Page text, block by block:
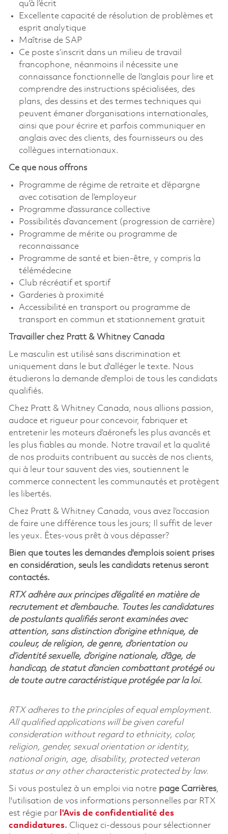
qu’à l’écrit
Excellente capacité de résolution de problèmes et
esprit analytique
Maîtrise de SAP
Ce poste s’inscrit dans un milieu de travail
francophone, néanmoins il nécessite une
connaissance fonctionnelle de l’anglais pour lire et
comprendre des instructions spécialisées, des
plans, des dessins et des termes techniques qui
peuvent émaner d’organisations internationales,
ainsi que pour écrire et parfois communiquer en
anglais avec des clients, des fournisseurs ou des
collègues internationaux.
Ce que nous offrons
Programme de régime de retraite et d’épargne
avec cotisation de l’employeur
Programme d’assurance collective
Possibilités d’avancement (progression de carrière)
Programme de mérite ou programme de
reconnaissance
Programme de santé et bien-être, y compris la
télémédecine
Club récréatif et sportif
Garderies à proximité
Accessibilité en transport ou programme de
transport en commun et stationnement gratuit
Travailler chez Pratt & Whitney Canada
Le masculin est utilisé sans discrimination et
uniquement dans le but d'alléger le texte. Nous
étudierons la demande d’emploi de tous les candidats
qualifiés.
Chez Pratt & Whitney Canada, nous allions passion,
audace et rigueur pour concevoir, fabriquer et
entretenir les moteurs d’aéronefs les plus avancés et
les plus fiables au monde. Notre travail et la qualité
de nos produits contribuent au succès de nos clients,
qui à leur tour sauvent des vies, soutiennent le
commerce connectent les communautés et protègent
les libertés.
Chez Pratt & Whitney Canada, vous avez l’occasion
de faire une différence tous les jours; Il suffit de lever
les yeux. Êtes-vous prêt à vous dépasser?
Bien que toutes les demandes d'emplois soient prises
en considération, seuls les candidats retenus seront
contactés.
RTX adhère aux principes d’égalité en matière de
recrutement et d’embauche. Toutes les candidatures
de postulants qualifiés seront examinées avec
attention, sans distinction d’origine ethnique, de
couleur, de religion, de genre, d’orientation ou
d’identité sexuelle, d’origine nationale, d’âge, de
handicap, de statut d’ancien combattant protégé ou
de toute autre caractéristique protégée par la loi.
RTX adheres to the principles of equal employment.
All qualified applications will be given careful
consideration without regard to ethnicity, color,
religion, gender, sexual orientation or identity,
national origin, age, disability, protected veteran
status or any other characteristic protected by law.
Si vous postulez à un emploi via notre page Carrières,
l'utilisation de vos informations personnelles par RTX
est régie par l'Avis de confidentialité des
candidatures. Cliquez ci-dessous pour sélectionner